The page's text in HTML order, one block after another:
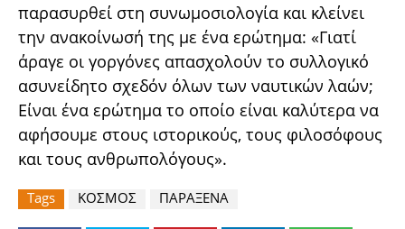
παρασυρθεί στη συνωμοσιολογία και κλείνει
την ανακοίνωσή της με ένα ερώτημα: «Γιατί
άραγε οι γοργόνες απασχολούν το συλλογικό
ασυνείδητο σχεδόν όλων των ναυτικών λαών;
Είναι ένα ερώτημα το οποίο είναι καλύτερα να
αφήσουμε στους ιστορικούς, τους φιλοσόφους
και τους ανθρωπολόγους».
Tags ΚΟΣΜΟΣ ΠΑΡΑΞΕΝΑ